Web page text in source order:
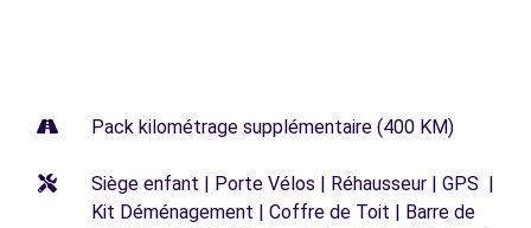
Pack kilométrage supplémentaire (400 KM)
Siège enfant | Porte Vélos | Réhausseur | GPS |
Kit Déménagement | Coffre de Toit | Barre de